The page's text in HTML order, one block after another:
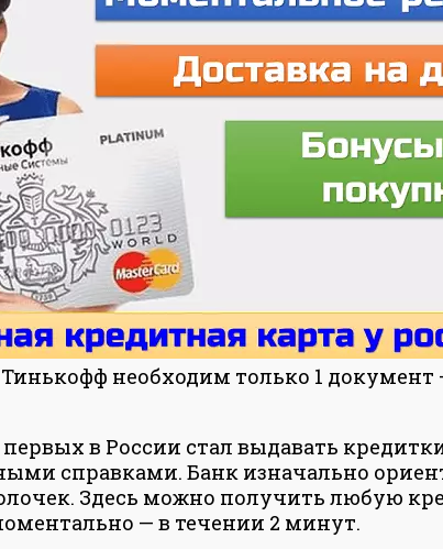
необходим только 1 документ
в России стал выдавать
справками. Банк изначально
Здесь можно получить любую
— в течении 2 минут.